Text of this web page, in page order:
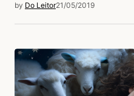
by Do Leitor21/05/2019